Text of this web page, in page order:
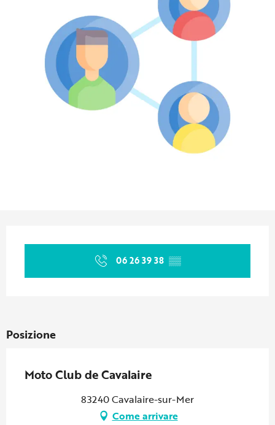
06 26 39 38 ▒▒
Posizione
Moto Club de Cavalaire
83240 Cavalaire-sur-Mer
Come arrivare